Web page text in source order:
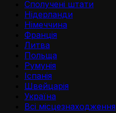
Сполучені штати
Нідерланди
Німеччина
Франція
Литва
Польща
Румунія
Іспанія
Швейцарія
Україна
Всі місцезнаходження